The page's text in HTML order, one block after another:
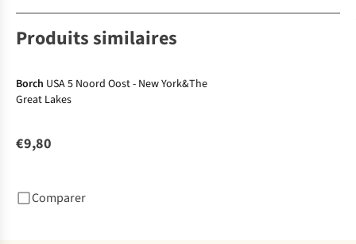
Produits similaires
Borch USA 5 Noord Oost - New York&The
Great Lakes
€9,80
Comparer